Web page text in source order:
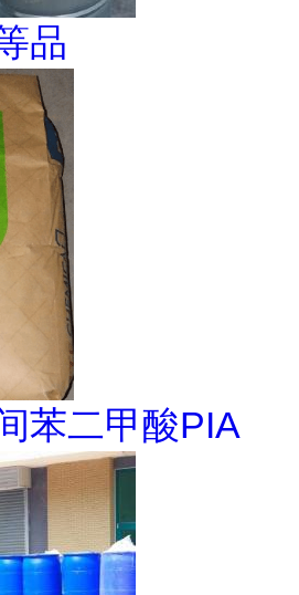
品
苯二甲酸PIA